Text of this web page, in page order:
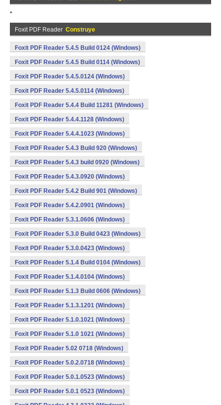
*
Foxit PDF Reader Construye
Foxit PDF Reader 5.4.5 Build 0124 (Windows)
Foxit PDF Reader 5.4.5 Build 0114 (Windows)
Foxit PDF Reader 5.4.5.0124 (Windows)
Foxit PDF Reader 5.4.5.0114 (Windows)
Foxit PDF Reader 5.4.4 Build 11281 (Windows)
Foxit PDF Reader 5.4.4.1128 (Windows)
Foxit PDF Reader 5.4.4.1023 (Windows)
Foxit PDF Reader 5.4.3 Build 920 (Windows)
Foxit PDF Reader 5.4.3 build 0920 (Windows)
Foxit PDF Reader 5.4.3.0920 (Windows)
Foxit PDF Reader 5.4.2 Build 901 (Windows)
Foxit PDF Reader 5.4.2.0901 (Windows)
Foxit PDF Reader 5.3.1.0606 (Windows)
Foxit PDF Reader 5.3.0 Build 0423 (Windows)
Foxit PDF Reader 5.3.0.0423 (Windows)
Foxit PDF Reader 5.1.4 Build 0104 (Windows)
Foxit PDF Reader 5.1.4.0104 (Windows)
Foxit PDF Reader 5.1.3 Build 0606 (Windows)
Foxit PDF Reader 5.1.3.1201 (Windows)
Foxit PDF Reader 5.1.0.1021 (Windows)
Foxit PDF Reader 5.1.0 1021 (Windows)
Foxit PDF Reader 5.02 0718 (Windows)
Foxit PDF Reader 5.0.2.0718 (Windows)
Foxit PDF Reader 5.0.1.0523 (Windows)
Foxit PDF Reader 5.0.1 0523 (Windows)